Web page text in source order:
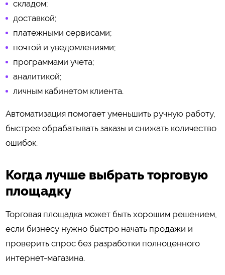
складом;
доставкой;
платежными сервисами;
почтой и уведомлениями;
программами учета;
аналитикой;
личным кабинетом клиента.
Автоматизация помогает уменьшить ручную работу,
быстрее обрабатывать заказы и снижать количество
ошибок.
Когда лучше выбрать торговую
площадку
Торговая площадка может быть хорошим решением,
если бизнесу нужно быстро начать продажи и
проверить спрос без разработки полноценного
интернет-магазина.